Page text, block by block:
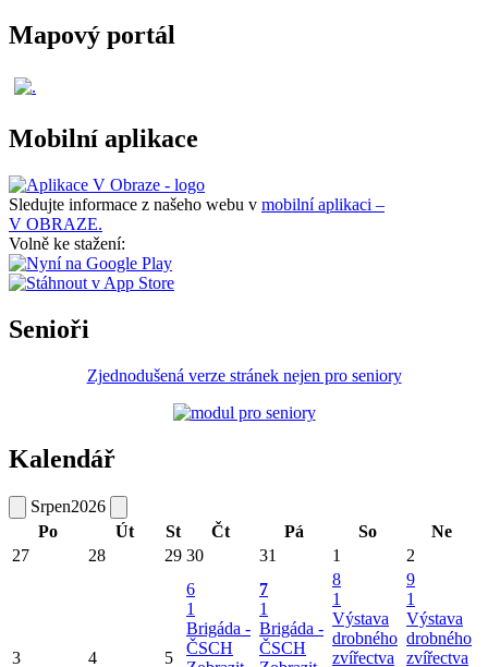
Mapový portál
Mobilní aplikace
Sledujte informace z našeho webu v mobilní aplikaci –
V OBRAZE.
Volně ke stažení:
Senioři
Zjednodušená verze stránek nejen pro seniory
Kalendář
Srpen2026
Po
Út St Čt Pá So
Ne
27
28 29 30 31 1 2
3 4 5
6
1
Brigáda -
ČSCH
7
1
Brigáda -
ČSCH
8
1
Výstava
drobného
zvířectva
9
1
Výstava
drobného
zvířectva